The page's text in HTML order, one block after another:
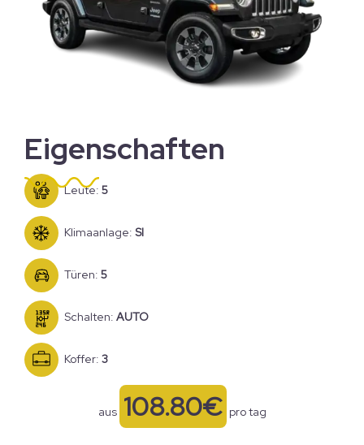
Eigenschaften
Leute: 5
Klimaanlage: SI
Türen: 5
Schalten: AUTO
Koffer: 3
aus 108.80€ pro tag